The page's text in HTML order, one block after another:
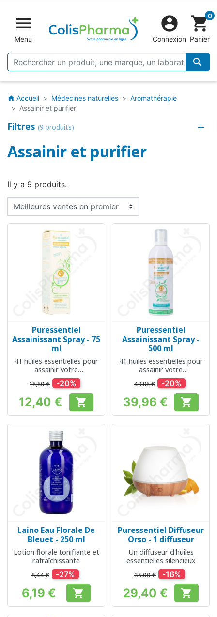

Menu


Connexion
shopping_cart0
Panier
home Accueil Médecines naturelles
Aromathérapie
Assainir et purifier
Filtres (9 produits)
Assainir et purifier
Il y a 9 produits.
Puressentiel
Assainissant Spray - 75
ml
41 huiles essentielles pour
assainir votre
environnement
15,50 € -20%
Prix
12,40 € 
Puressentiel
Assainissant Spray -
500 ml
41 huiles essentielles pour
assainir votre
environnement
49,95 € -20%
Prix
39,96 € 
Laino Eau Florale De
Bleuet - 250 ml
Lotion florale tonifiante et
rafraîchissante
8,44 € -27%
Prix
6,19 € 
Puressentiel Diffuseur
Orso - 1 diffuseur
Un diffuseur d'huiles
essentielles silencieux
35,00 € -16%
Prix
29,40 € 